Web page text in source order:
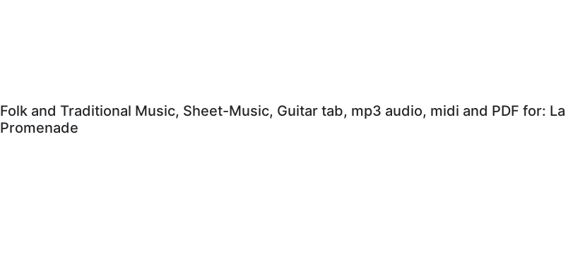
Folk and Traditional Music, Sheet-Music, Guitar tab, mp3 audio, midi and PDF for: La
Promenade